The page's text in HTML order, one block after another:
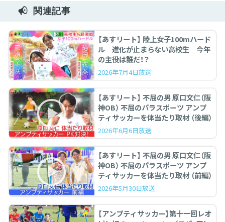
関連記事
【あすリート】 陸上女子100mハード
ル 進化が止まらない高校生 今年
の主役は誰だ！？
2026年7月4日放送
【あすリート】 不屈の男 原口文仁（阪
神OB） 不屈のパラスポーツ アンプ
ティサッカーを体当たり取材 （後編）
2026年6月6日放送
【あすリート】 不屈の男 原口文仁（阪
神OB） 不屈のパラスポーツ アンプ
ティサッカーを体当たり取材 （前編）
2026年5月30日放送
【アンプティサッカー】第十一回レオ